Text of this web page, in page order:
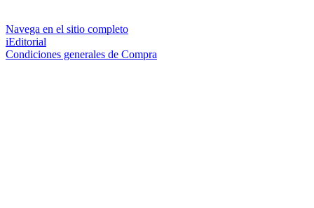
Navega en el sitio completo
iEditorial
Condiciones generales de Compra